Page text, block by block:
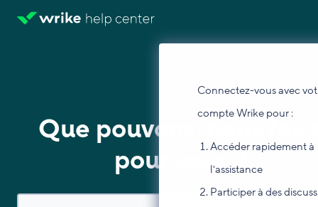
Connectez-vous avec
compte Wrike pour :
Accéder rapidement à
l'assistance
Participer à des
Que pouvons-nous
pour vous ?